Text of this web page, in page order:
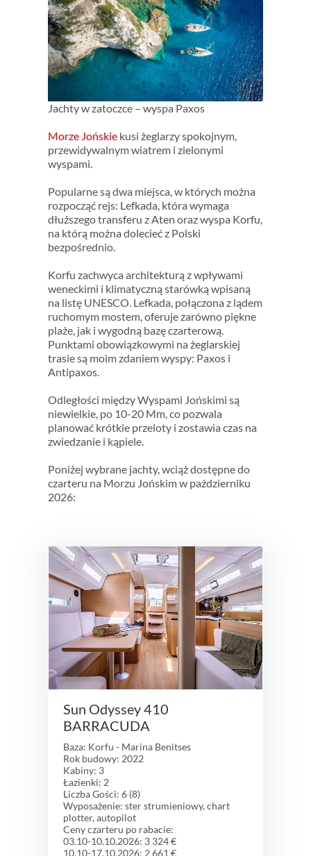
Jachty w zatoczce – wyspa Paxos
Morze Jońskiekusi żeglarzy spokojnym,
przewidywalnym wiatrem i zielonymi
wyspami.
Popularne są dwa miejsca, w których można
rozpocząć rejs: Lefkada, która wymaga
dłuższego transferu z Aten oraz wyspa Korfu,
na którą można dolecieć z Polski
bezpośrednio.
Korfu zachwyca architekturą z wpływami
weneckimi i klimatyczną starówką wpisaną
na listę UNESCO. Lefkada, połączona z lądem
ruchomym mostem, oferuje zarówno piękne
plaże, jak i wygodną bazę czarterową.
Punktami obowiązkowymi na żeglarskiej
trasie są moim zdaniem wyspy: Paxos i
Antipaxos.
Odległości między Wyspami Jońskimi są
niewielkie, po 10-20 Mm, co pozwala
planować krótkie przeloty i zostawia czas na
zwiedzanie i kąpiele.
Poniżej wybrane jachty, wciąż dostępne do
czarteru na Morzu Jońskim w październiku
2026:
Sun Odyssey 410
BARRACUDA
Baza: Korfu - Marina Benitses
Rok budowy: 2022
Kabiny: 3
Łazienki: 2
Liczba Gości: 6 (8)
Wyposażenie: ster strumieniowy, chart
plotter, autopilot
Ceny czarteru po rabacie:
03.10-10.10.2026: 3 324 €
10.10-17.10.2026: 2 661 €